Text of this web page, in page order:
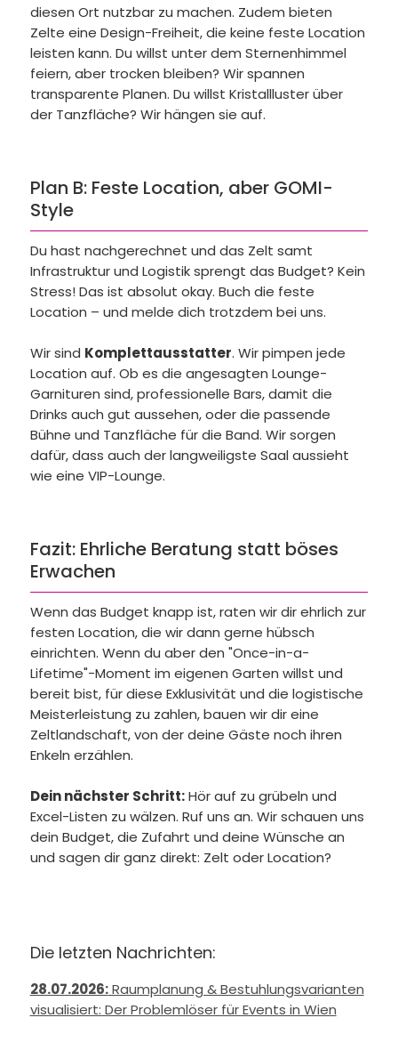
diesen Ort nutzbar zu machen. Zudem bieten
Zelte eine Design-Freiheit, die keine feste Location
leisten kann. Du willst unter dem Sternenhimmel
feiern, aber trocken bleiben? Wir spannen
transparente Planen. Du willst Kristallluster über
der Tanzfläche? Wir hängen sie auf.
Plan B: Feste Location, aber GOMI-
Style
Du hast nachgerechnet und das Zelt samt
Infrastruktur und Logistik sprengt das Budget? Kein
Stress! Das ist absolut okay. Buch die feste
Location – und melde dich trotzdem bei uns.
Wir sind Komplettausstatter. Wir pimpen jede
Location auf. Ob es die angesagten Lounge-
Garnituren sind, professionelle Bars, damit die
Drinks auch gut aussehen, oder die passende
Bühne und Tanzfläche für die Band. Wir sorgen
dafür, dass auch der langweiligste Saal aussieht
wie eine VIP-Lounge.
Fazit: Ehrliche Beratung statt böses
Erwachen
Wenn das Budget knapp ist, raten wir dir ehrlich zur
festen Location, die wir dann gerne hübsch
einrichten. Wenn du aber den "Once-in-a-
Lifetime"-Moment im eigenen Garten willst und
bereit bist, für diese Exklusivität und die logistische
Meisterleistung zu zahlen, bauen wir dir eine
Zeltlandschaft, von der deine Gäste noch ihren
Enkeln erzählen.
Dein nächster Schritt:Hör auf zu grübeln und
Excel-Listen zu wälzen. Ruf uns an. Wir schauen uns
dein Budget, die Zufahrt und deine Wünsche an
und sagen dir ganz direkt: Zelt oder Location?
Die letzten Nachrichten:
28.07.2026:Raumplanung & Bestuhlungsvarianten
visualisiert: Der Problemlöser für Events in Wien